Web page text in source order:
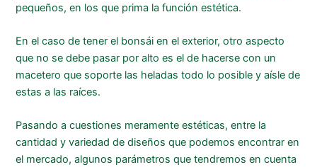
pequeños, en los que prima la función estética.
En el caso de tener el bonsái en el exterior, otro aspecto
que no se debe pasar por alto es el de hacerse con un
macetero que soporte las heladas todo lo posible y aísle de
estas a las raíces.
Pasando a cuestiones meramente estéticas, entre la
cantidad y variedad de diseños que podemos encontrar en
el mercado, algunos parámetros que tendremos en cuenta